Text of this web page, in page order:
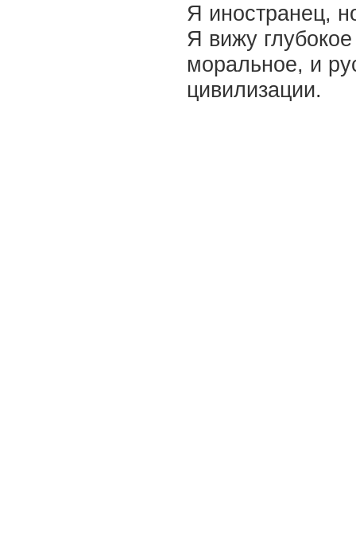
Я иностранец,
Я вижу
моральное, и
цивилизации.